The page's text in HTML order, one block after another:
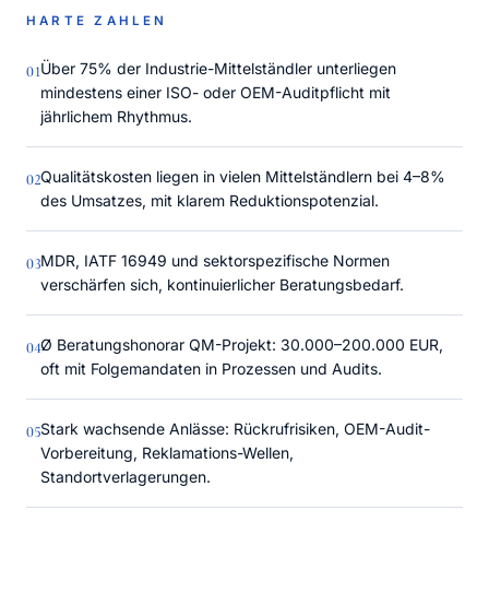
HARTE ZAHLEN
01Über 75% der Industrie-Mittelständler unterliegen
mindestens einer ISO- oder OEM-Auditpflicht mit
jährlichem Rhythmus.
02Qualitätskosten liegen in vielen Mittelständlern bei 4–8%
des Umsatzes, mit klarem Reduktionspotenzial.
03MDR, IATF 16949 und sektorspezifische Normen
verschärfen sich, kontinuierlicher Beratungsbedarf.
04Ø Beratungshonorar QM-Projekt: 30.000–200.000 EUR,
oft mit Folgemandaten in Prozessen und Audits.
05Stark wachsende Anlässe: Rückrufrisiken, OEM-Audit-
Vorbereitung, Reklamations-Wellen,
Standortverlagerungen.